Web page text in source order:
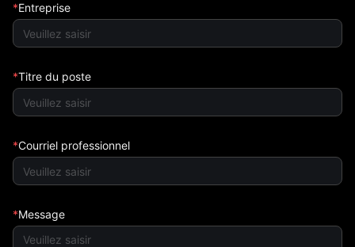
Entreprise
Titre du poste
Courriel professionnel
Message